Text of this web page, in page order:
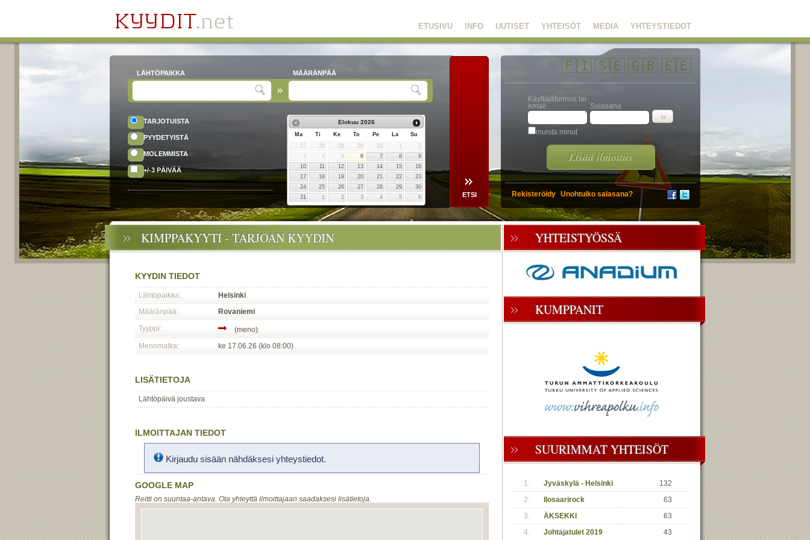
YHTEYSTIEDOT
MEDIA
YHTEISÖT
UUTISET
INFO
ETUSIVU
LÄHTÖPAIKKA MÄÄRÄNPÄÄ
TARJOTUISTA
PYYDETYISTÄ
MOLEMMISTA
+/-3 PÄIVÄÄ
Elokuu 2026
Ma Ti Ke To Pe La
Su
27
28 29 30 31
2
3
4 5 6 7 8
9
10
11 12 13 14 15
16
17
18 19 20 21 22
23
24
25 26 27 28 29
30
31
1 2 3 4 5 6
🇫🇮🇸🇪🇬🇧🇪🇪
Käyttäjätunnus tai
email
Salasana
muista minut
Lisää ilmoitus
Rekisteröidy Unohtuiko salasana?
KIMPPAKYYTI - TARJOAN KYYDIN
KYYDIN TIEDOT
Lähtöpaikka:
Helsinki
Määränpää:
Rovaniemi
Tyyppi:
(meno)
Menomatka:
ke 17.06.26 (klo 08:00)
LISÄTIETOJA
Lähtöpäivä joustava
ILMOITTAJAN TIEDOT
Kirjaudu sisään nähdäksesi yhteystiedot.
GOOGLE MAP
Reitti on suuntaa-antava. Ota yhteyttä ilmoittajaan saadaksesi lisätietoja.
YHTEISTYÖSSÄ
KUMPPANIT
SUURIMMAT YHTEISÖT
1. Jyväskylä - Helsinki
132
2.
Ilosaarirock
63
3.
ÄKSEKKI
63
4.
Johtajatulet 2019
43